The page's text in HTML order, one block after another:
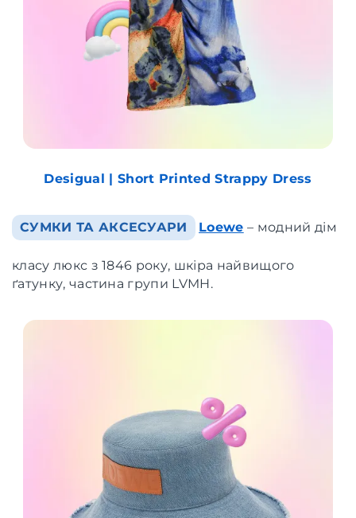
Desigual | Short Printed Strappy Dress
СУМКИ ТА АКСЕСУАРИ Loewe – модний дім
класу люкс з 1846 року, шкіра найвищого
ґатунку, частина групи LVMH.